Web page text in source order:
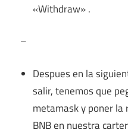
«Withdraw» .
–
Despues en la
salir, tenemos que
metamask y poner la
BNB en nuestra